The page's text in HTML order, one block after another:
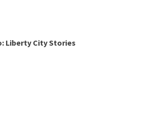
Liberty City Stories